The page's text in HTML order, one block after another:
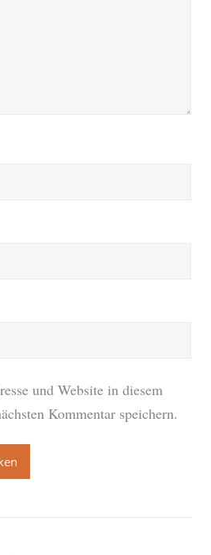
und Website in diesem
Kommentar speichern.